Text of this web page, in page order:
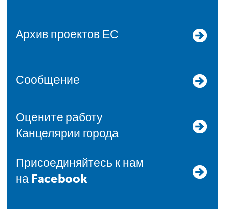
Архив проектов ЕС
Сообщение
Оцените работу
Канцелярии города
Присоединяйтесь к нам
на Facebook